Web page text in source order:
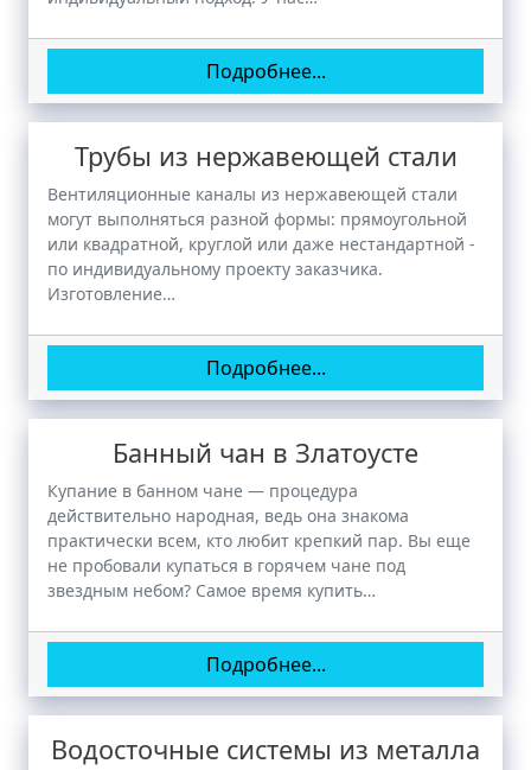
Подробнее...
Трубы из нержавеющей стали
Вентиляционные каналы из нержавеющей стали
могут выполняться разной формы: прямоугольной
или квадратной, круглой или даже нестандартной -
по индивидуальному проекту заказчика.
Изготовление…
Подробнее...
Банный чан в Златоусте
Купание в банном чане — процедура
действительно народная, ведь она знакома
практически всем, кто любит крепкий пар. Вы еще
не пробовали купаться в горячем чане под
звездным небом? Самое время купить…
Подробнее...
Водосточные системы из металла